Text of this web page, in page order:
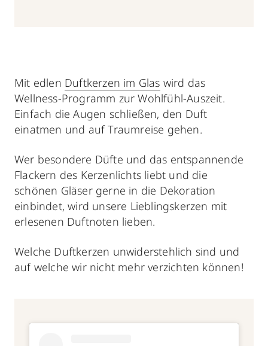
Mit edlen Duftkerzen im Glas wird das
Wellness-Programm zur Wohlfühl-Auszeit.
Einfach die Augen schließen, den Duft
einatmen und auf Traumreise gehen.
Wer besondere Düfte und das entspannende
Flackern des Kerzenlichts liebt und die
schönen Gläser gerne in die Dekoration
einbindet, wird unsere Lieblingskerzen mit
erlesenen Duftnoten lieben.
Welche Duftkerzen unwiderstehlich sind und
auf welche wir nicht mehr verzichten können!